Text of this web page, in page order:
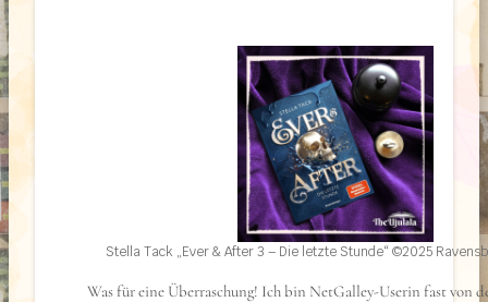
Stella Tack „Ever & After 3 – Die letzte Stunde“ ©2025
Was für eine Überraschung! Ich bin NetGalley-Userin fast von